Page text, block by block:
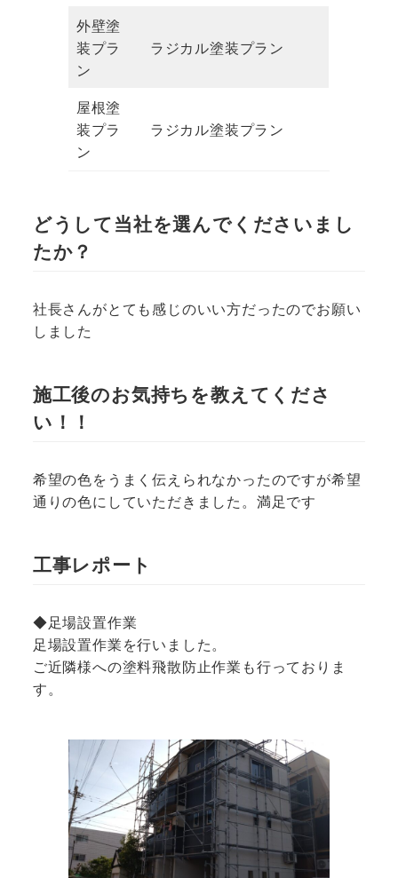
外壁塗
装プラ
ン
ラジカル塗装プラン
屋根塗
装プラ
ン
ラジカル塗装プラン
どうして当社を選んでくださいまし
たか？
社長さんがとても感じのいい方だったのでお願い
しました
施工後のお気持ちを教えてくださ
い！！
希望の色をうまく伝えられなかったのですが希望
通りの色にしていただきました。満足です
工事レポート
◆足場設置作業
足場設置作業を行いました。
ご近隣様への塗料飛散防止作業も行っておりま
す。